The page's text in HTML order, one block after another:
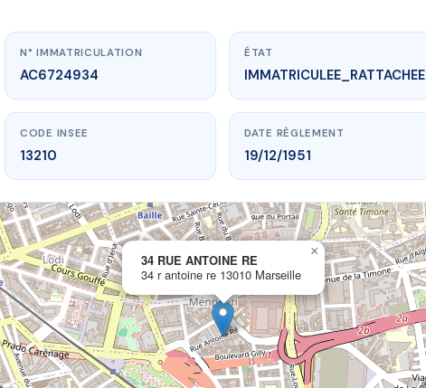
AC6724934
34 RUE ANTOINE RE
antoine re13010 Marseille
N° IMMATRICULATION
AC6724934
ÉTAT
IMMATRICULEE_RATTACHEE
CODE INSEE
13210
DATE RÈGLEMENT
19/12/1951
34 RUE ANTOINE RE
34 r antoine re 13010 Marseille
×